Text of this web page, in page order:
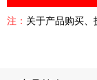
注： 关于产品购买、